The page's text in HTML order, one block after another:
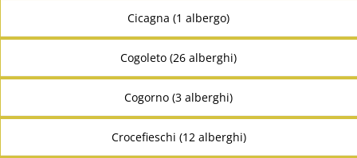
Cicagna (1 albergo)
Cogoleto (26 alberghi)
Cogorno (3 alberghi)
Crocefieschi (12 alberghi)